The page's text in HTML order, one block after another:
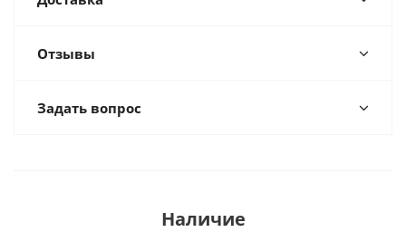
Отзывы
Задать вопрос
Наличие